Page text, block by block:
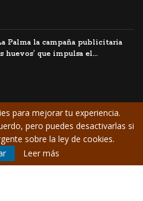
Palma la campaña publicitaria
huevos’ que impulsa el...
© Copyright CANARIAS
EMPRESARIAL. Todos los
derechos reservados.
para mejorar tu experiencia.
pero puedes desactivarlas si
sobre la ley de cookies.
Leer más